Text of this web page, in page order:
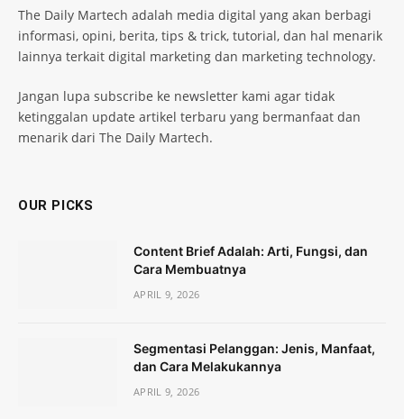
The Daily Martech adalah media digital yang akan berbagi
informasi, opini, berita, tips & trick, tutorial, dan hal menarik
lainnya terkait digital marketing dan marketing technology.
Jangan lupa subscribe ke newsletter kami agar tidak
ketinggalan update artikel terbaru yang bermanfaat dan
menarik dari The Daily Martech.
OUR PICKS
Content Brief Adalah: Arti, Fungsi, dan
Cara Membuatnya
APRIL 9, 2026
Segmentasi Pelanggan: Jenis, Manfaat,
dan Cara Melakukannya
APRIL 9, 2026